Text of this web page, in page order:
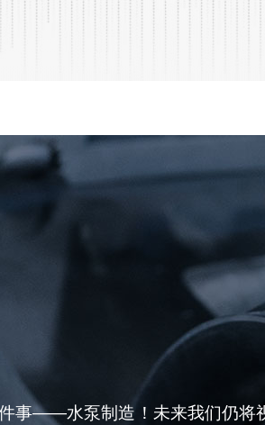
事——水泵制造！未来我们仍将